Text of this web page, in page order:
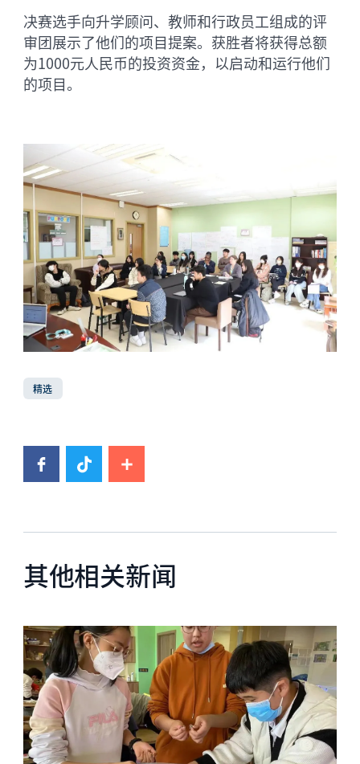
决赛选手向升学顾问、教师和行政员工组成的评
审团展示了他们的项目提案。获胜者将获得总额
为1000元人民币的投资资金，以启动和运行他们
的项目。
精选
其他相关新闻
News image